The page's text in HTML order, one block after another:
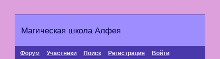
Магическая школа Алфея
Форум Участники Поиск Регистрация Войти